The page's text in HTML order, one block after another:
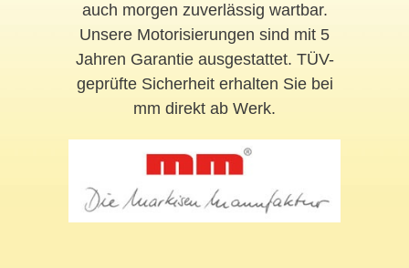
auch morgen zuverlässig wartbar.
Unsere Motorisierungen sind mit 5
Jahren Garantie ausgestattet. TÜV-
geprüfte Sicherheit erhalten Sie bei
mm direkt ab Werk.